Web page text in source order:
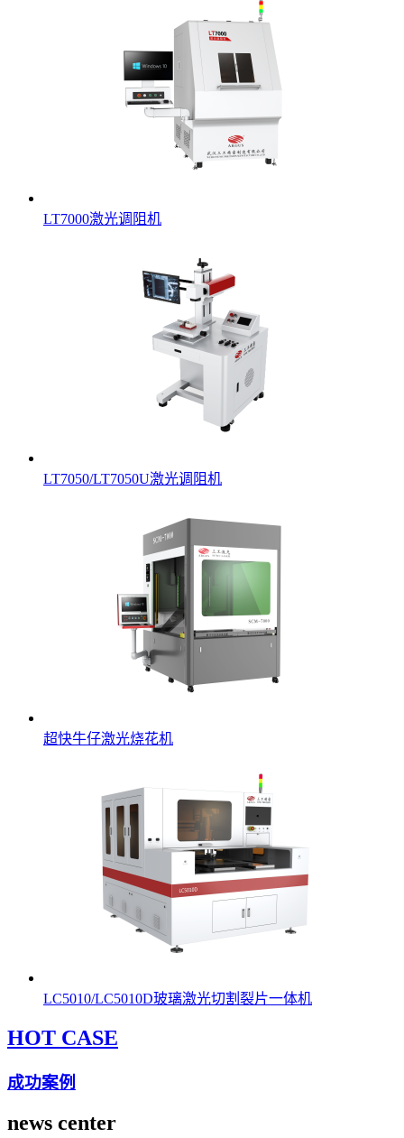
LT7000激光调阻机
LT7050/LT7050U激光调阻机
超快牛仔激光烧花机
LC5010/LC5010D玻璃激光切割裂片一体机
HOT CASE
成功案例
news center